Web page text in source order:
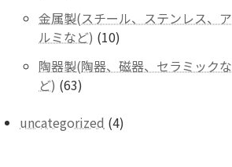
品
の
商
品
金属製(スチール、ステンレス、ア
ルミなど) 1010
の
陶器製(陶器、磁器、セラミックな
ど) 6363
の
uncategorized 44